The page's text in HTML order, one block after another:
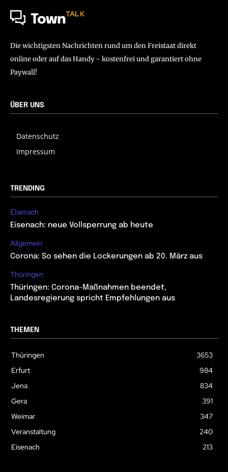
TownTALK
Die wichtigsten Nachrichten rund um den Freistaat direkt
online oder auf das Handy - kostenfrei und garantiert ohne
Paywall!
ÜBER UNS
Datenschutz
Impressum
TRENDING
Eisenach
Eisenach: neue Vollsperrung ab heute
Allgemein
Corona: So sehen die Lockerungen ab 20. März aus
Thüringen
Thüringen: Corona-Maßnahmen beendet,
Landesregierung spricht Empfehlungen aus
THEMEN
Thüringen
3653
Erfurt
984
Jena
834
Gera
391
Weimar
347
Veranstaltung
240
Eisenach
213